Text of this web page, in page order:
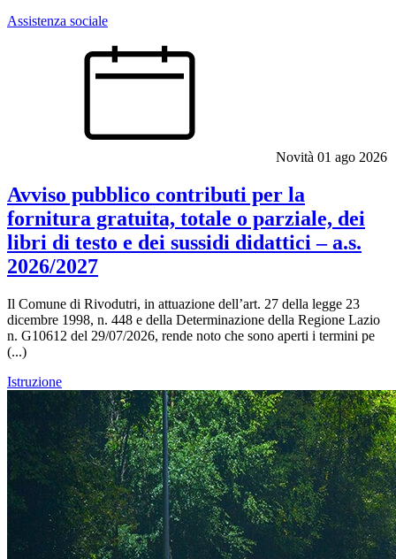
Assistenza sociale
Novità 01 ago 2026
Avviso pubblico contributi per la
fornitura gratuita, totale o parziale, dei
libri di testo e dei sussidi didattici – a.s.
2026/2027
Il Comune di Rivodutri, in attuazione dell’art. 27 della legge 23
dicembre 1998, n. 448 e della Determinazione della Regione Lazio
n. G10612 del 29/07/2026, rende noto che sono aperti i termini pe
(...)
Istruzione